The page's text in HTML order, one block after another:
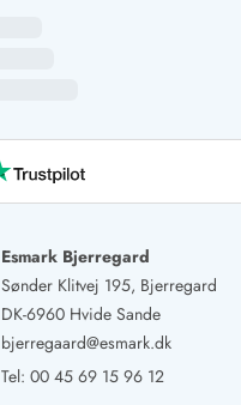
Esmark Bjerregard
Sønder Klitvej 195, Bjerregard
DK-6960 Hvide Sande
bjerregaard@esmark.dk
Tel: 00 45 69 15 96 12